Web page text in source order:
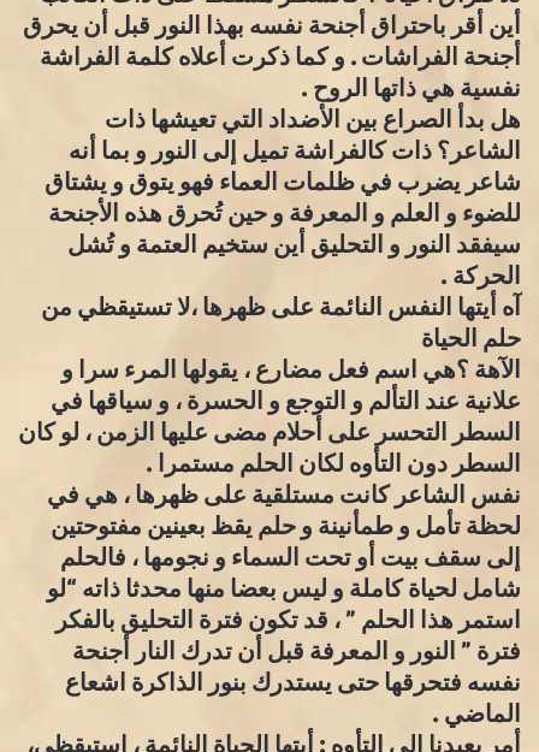
أين أقر باحتراق أجنحة نفسه بهذا النور قبل أن يحرق
أجنحة الفراشات . و كما ذكرت أعلاه كلمة الفراشة
نفسية هي ذاتها الروح .
هل بدأ الصراع بين الأضداد التي تعيشها ذات
الشاعر؟ ذات كالفراشة تميل إلى النور و بما أنه
شاعر يضرب في ظلمات العماء فهو يتوق و يشتاق
للضوء و العلم و المعرفة و حين تُحرق هذه الأجنحة
سيفقد النور و التحليق أين ستخيم العتمة و تُشل
الحركة .
آه أيتها النفس النائمة على ظهرها ،لا تستيقظي من
حلم الحياة
الآهة ؟هي اسم فعل مضارع ، يقولها المرء سرا و
علانية عند التألم و التوجع و الحسرة ، و سياقها في
السطر التحسر على أحلام مضى عليها الزمن ، لو كان
السطر دون التأوه لكان الحلم مستمرا .
نفس الشاعر كانت مستلقية على ظهرها ، هي في
لحظة تأمل و طمأنينة و حلم يقظ بعينين مفتوحتين
إلى سقف بيت أو تحت السماء و نجومها ، فالحلم
شامل لحياة كاملة و ليس بعضا منها محدثا ذاته “لو
استمر هذا الحلم ” ، قد تكون فترة التحليق بالفكر
فترة ” النور و المعرفة قبل أن تدرك النار أجنحة
نفسه فتحرقها حتى يستدرك بنور الذاكرة اشعاع
الماضي .
أمر يعيدنا إلى التأوه : أيتها الحياة النائمة ، استيقظي،